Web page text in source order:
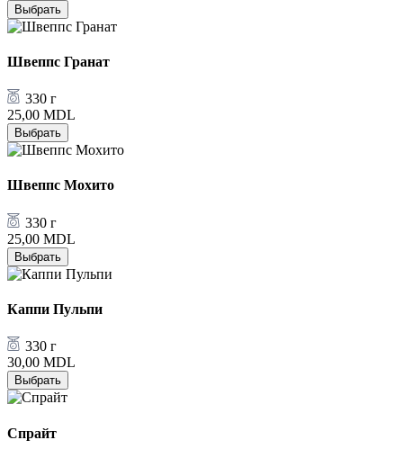
Выбрать
Швеппс Гранат
330 г
25,00 MDL
Выбрать
Швеппс Мохито
330 г
25,00 MDL
Выбрать
Каппи Пульпи
330 г
30,00 MDL
Выбрать
Спрайт